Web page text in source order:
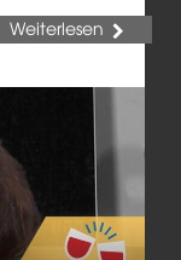
Weiterlesen